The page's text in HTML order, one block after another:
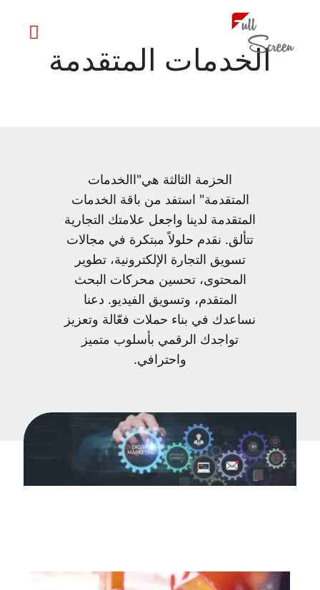
الخدمات المتقدمة
الحزمة الثالثة هي"االخدمات
المتقدمة" استفد من باقة الخدمات
المتقدمة لدينا واجعل علامتك التجارية
تتألق. نقدم حلولاً مبتكرة في مجالات
تسويق التجارة الإلكترونية، تطوير
المحتوى، تحسين محركات البحث
المتقدم، وتسويق الفيديو. دعنا
نساعدك في بناء حملات فعّالة وتعزيز
تواجدك الرقمي بأسلوب متميز
واحترافي.